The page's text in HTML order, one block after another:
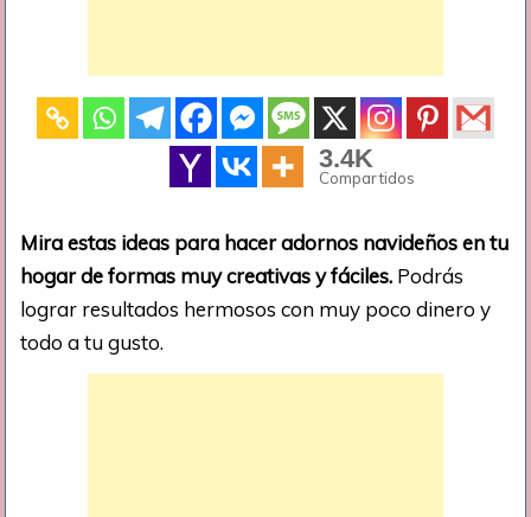
3.4K
Compartidos
Mira estas ideas para hacer adornos navideños en tu
hogar de formas muy creativas y fáciles. Podrás
lograr resultados hermosos con muy poco dinero y
todo a tu gusto.